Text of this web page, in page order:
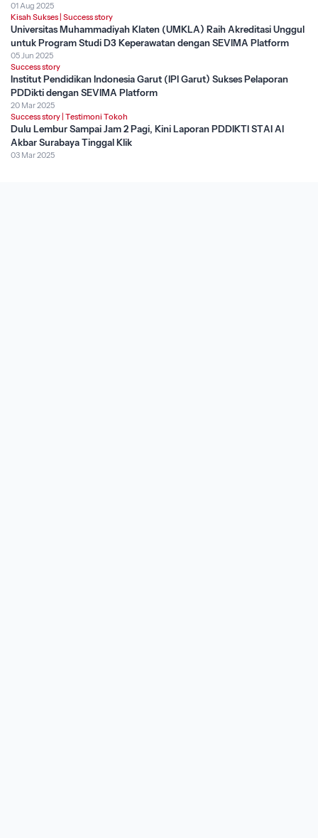
01 Aug 2025
Kisah Sukses Success story
Universitas Muhammadiyah Klaten (UMKLA) Raih Akreditasi Unggul
untuk Program Studi D3 Keperawatan dengan SEVIMA Platform
05 Jun 2025
Success story
Institut Pendidikan Indonesia Garut (IPI Garut) Sukses Pelaporan
PDDikti dengan SEVIMA Platform
20 Mar 2025
Success story Testimoni Tokoh
Dulu Lembur Sampai Jam 2 Pagi, Kini Laporan PDDIKTI STAI Al
Akbar Surabaya Tinggal Klik
03 Mar 2025